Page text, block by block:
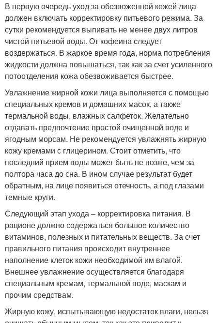
В первую очередь уход за обезвоженной кожей лица
должен включать корректировку питьевого режима. За
сутки рекомендуется выпивать не менее двух литров
чистой питьевой воды. От кофеина следует
воздержаться. В жаркое время года, норма потребления
жидкости должна повышаться, так как за счет усиленного
потоотделения кожа обезвоживается быстрее.
Увлажнение жирной кожи лица выполняется с помощью
специальных кремов и домашних масок, а также
термальной воды, влажных салфеток. Желательно
отдавать предпочтение простой очищенной воде и
ягодным морсам. Не рекомендуется увлажнять жирную
кожу кремами с глицерином. Стоит отметить, что
последний прием воды может быть не позже, чем за
полтора часа до сна. В ином случае результат будет
обратным, на лице появиться отечность, а под глазами
темные круги.
Следующий этап ухода – корректировка питания. В
рационе должно содержаться большое количество
витаминов, полезных и питательных веществ. За счет
правильного питания происходит внутреннее
наполнение клеток кожи необходимой им влагой.
Внешнее увлажнение осуществляется благодаря
специальным кремам, термальной воде, маскам и
прочим средствам.
Жирную кожу, испытывающую недостаток влаги, нельзя